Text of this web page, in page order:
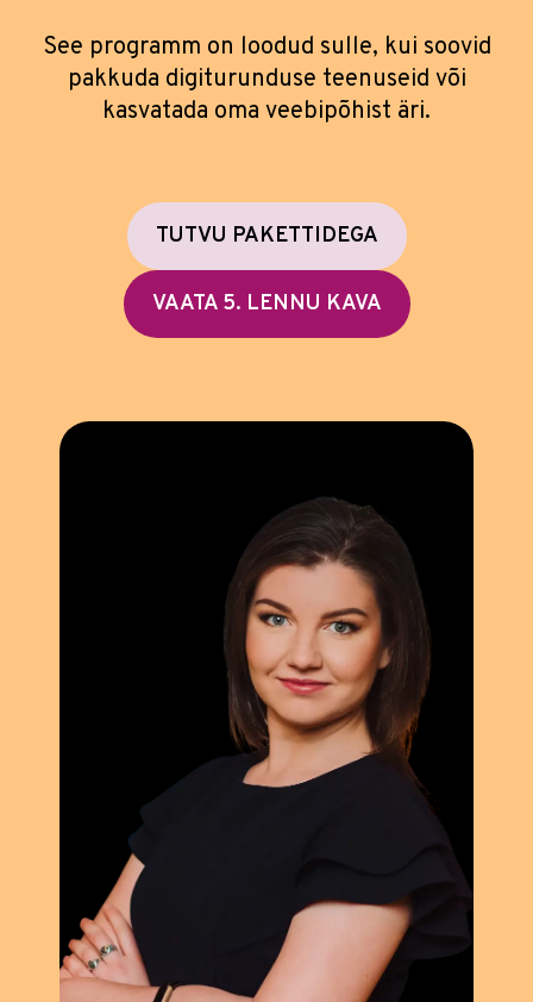
See programm on loodud sulle, kui soovid
pakkuda digiturunduse teenuseid või
kasvatada oma veebipõhist äri.
TUTVU PAKETTIDEGA
VAATA 5. LENNU KAVA